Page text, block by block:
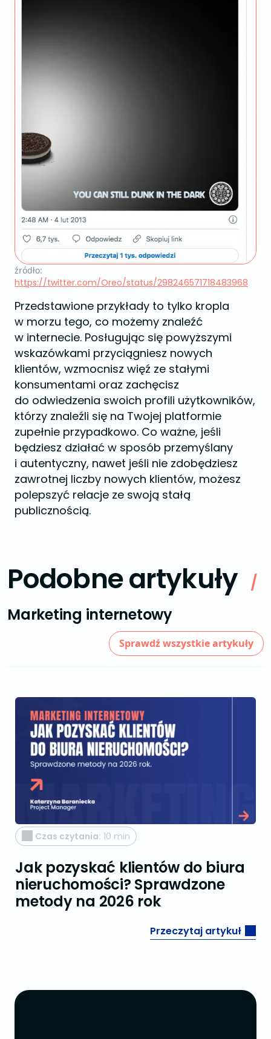
źródło:
https://twitter.com/Oreo/status/298246571718483968
Przedstawione przykłady to tylko kropla
w morzu tego, co możemy znaleźć
w internecie. Posługując się powyższymi
wskazówkami przyciągniesz nowych
klientów, wzmocnisz więź ze stałymi
konsumentami oraz zachęcisz
do odwiedzenia swoich profili użytkowników,
którzy znaleźli się na Twojej platformie
zupełnie przypadkowo. Co ważne, jeśli
będziesz działać w sposób przemyślany
i autentyczny, nawet jeśli nie zdobędziesz
zawrotnej liczby nowych klientów, możesz
polepszyć relacje ze swoją stałą
publicznością.
Podobne artykuły
/
Marketing internetowy
Sprawdź wszystkie artykuły
Czas czytania: 10 min
Jak pozyskać klientów do biura
nieruchomości? Sprawdzone
metody na 2026 rok
Przeczytaj artykuł